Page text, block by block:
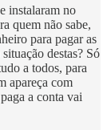
instalaram no
quem não sabe,
para pagar as
destas? Só
a todos, para
apareça com
a conta vai